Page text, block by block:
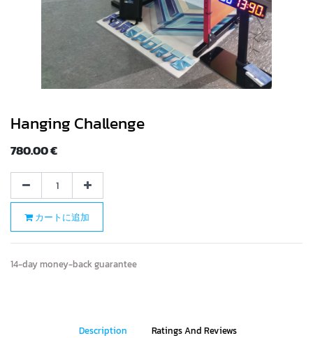
Hanging Challenge
780.00€
カートに追加
14-day money-back guarantee
Description Ratings And Reviews